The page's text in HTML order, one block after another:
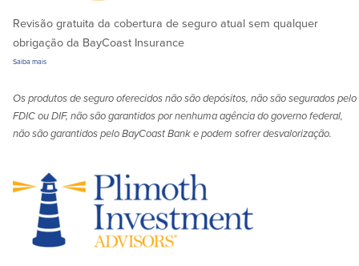
Revisão gratuita da cobertura de seguro atual sem qualquer
obrigação da BayCoast Insurance
Saiba mais
Os produtos de seguro oferecidos não são depósitos, não são segurados pelo
FDIC ou DIF, não são garantidos por nenhuma agência do governo federal,
não são garantidos pelo BayCoast Bank e podem sofrer desvalorização.